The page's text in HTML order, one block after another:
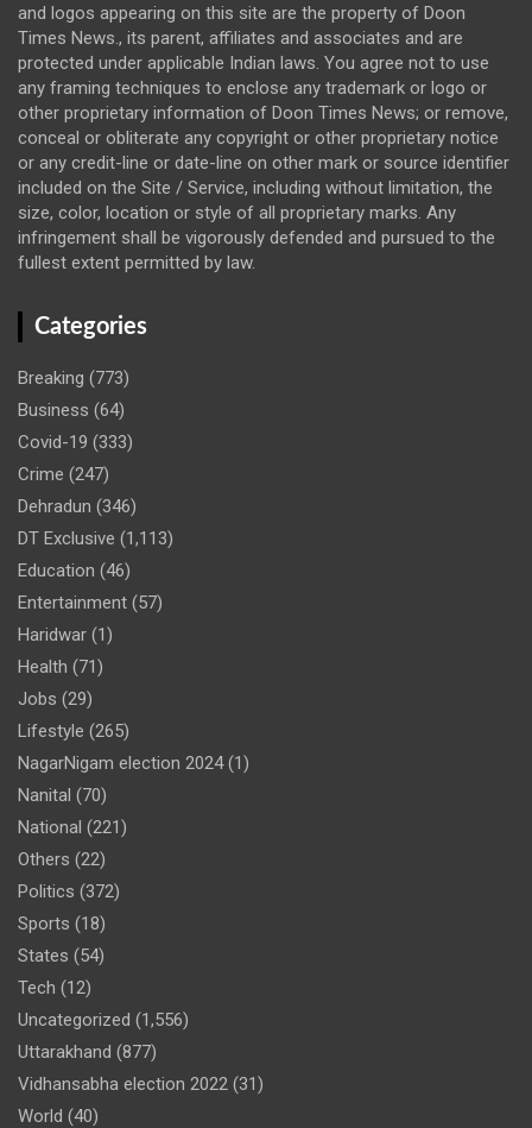
and logos appearing on this site are the property of Doon
Times News., its parent, affiliates and associates and are
protected under applicable Indian laws. You agree not to use
any framing techniques to enclose any trademark or logo or
other proprietary information of Doon Times News; or remove,
conceal or obliterate any copyright or other proprietary notice
or any credit-line or date-line on other mark or source identifier
included on the Site / Service, including without limitation, the
size, color, location or style of all proprietary marks. Any
infringement shall be vigorously defended and pursued to the
fullest extent permitted by law.
Categories
Breaking (773)
Business (64)
Covid-19 (333)
Crime (247)
Dehradun (346)
DT Exclusive (1,113)
Education (46)
Entertainment (57)
Haridwar (1)
Health (71)
Jobs (29)
Lifestyle (265)
NagarNigam election 2024(1)
Nanital (70)
National (221)
Others (22)
Politics (372)
Sports (18)
States (54)
Tech (12)
Uncategorized (1,556)
Uttarakhand (877)
Vidhansabha election 2022 (31)
World (40)